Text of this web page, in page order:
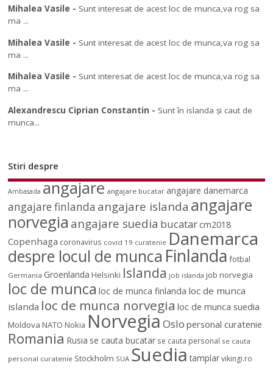
Mihalea Vasile - Sunt interesat de acest loc de munca,va rog sa
ma ...
Mihalea Vasile - Sunt interesat de acest loc de munca,va rog sa
ma ...
Mihalea Vasile - Sunt interesat de acest loc de munca,va rog sa
ma ...
Alexandrescu Ciprian Constantin - Sunt în islanda și caut de
munca...
Stiri despre
Ambasada angajare angajare bucatar angajare danemarca
angajare finlanda angajare islanda angajare
norvegia angajare suedia bucatarcm2018
Copenhaga coronavirus covid 19 curatenie Danemarca
despre locul de munca Finlanda fotbal
Germania Groenlanda Helsinki Islanda job islanda job norvegia
loc de munca loc de munca finlanda loc de munca
islanda loc de munca norvegia loc de munca suedia
Moldova NATO Nokia NorvegiaOslo personal curatenie
Romania Rusia se cauta bucatar se cauta personal se cauta
personal curatenie Stockholm SUA Suedia tamplar vikingi.ro